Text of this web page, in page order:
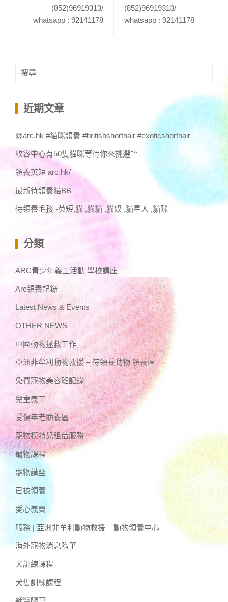
(852)96919313/
whatsapp : 92141178
(852)96919313/
whatsapp : 92141178
搜
鍵 近期文章
@arc.hk #貓咪領養 #britishshorthair #exoticshorthair
收容中心有50隻貓咪等待你來挑選^^
領養英短 arc.hk/
最新待領養貓BB
待領養毛孩 -英短,貓 ,貓貓 ,貓奴 ,貓星人 ,貓咪
分類
ARC青少年義工活動 學校講座
Arc領養記錄
Latest News & Events
OTHER NEWS
中國動物拯救工作
亞洲非牟利動物救援 – 待領養動物 領養區
免費寵物美容班記錄
兒童義工
受傷年老助養區
寵物模特兒租借服務
寵物課程
寵物講坐
已被領養
愛心義賣
服務 | 亞洲非牟利動物救援 – 動物領養中心
海外寵物消息隋筆
犬訓練課程
犬隻訓練課程